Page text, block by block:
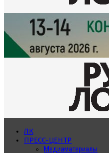
ЛК
ПРЕСС-ЦЕНТР
Медиаматериалы